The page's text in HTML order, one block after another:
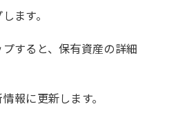
ます。
すると、保有資産の詳細
報に更新します。